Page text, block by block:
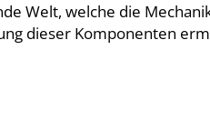
Welt, welche die
dieser Komponenten